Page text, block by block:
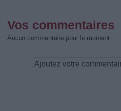
Vos commentaires
Aucun commentaire pour le moment